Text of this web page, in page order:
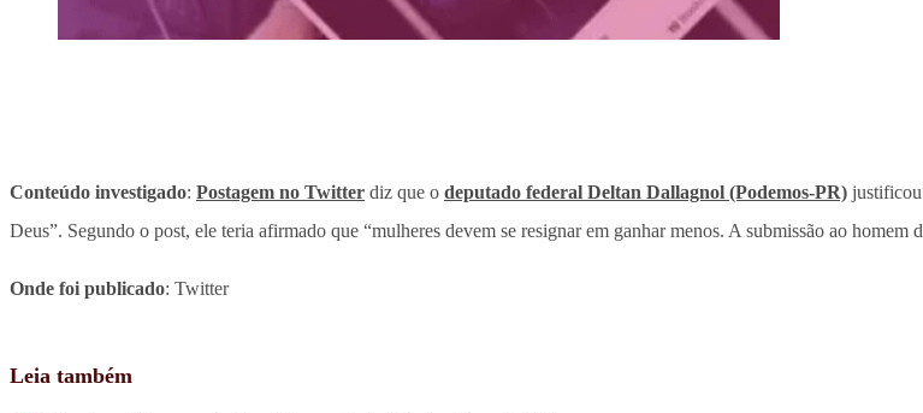
Conteúdo investigado: Postagem no Twitter diz que o deputado federal Deltan Dallagnol (Podemos-PR) justificou
Deus”. Segundo o post, ele teria afirmado que “mulheres devem se resignar em ganhar menos. A submissão ao homem
Onde foi publicado: Twitter
Leia também